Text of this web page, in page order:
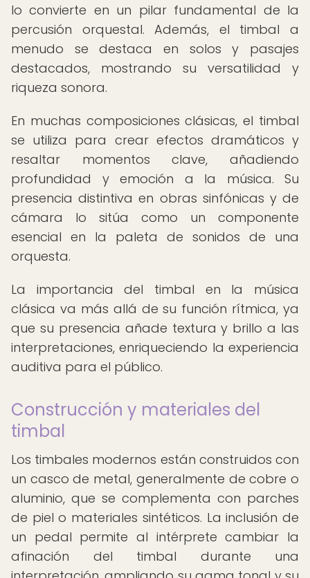
lo convierte en un pilar fundamental de la
percusión orquestal. Además, el timbal a
menudo se destaca en solos y pasajes
destacados, mostrando su versatilidad y
riqueza sonora.
En muchas composiciones clásicas, el timbal
se utiliza para crear efectos dramáticos y
resaltar momentos clave, añadiendo
profundidad y emoción a la música. Su
presencia distintiva en obras sinfónicas y de
cámara lo sitúa como un componente
esencial en la paleta de sonidos de una
orquesta.
La importancia del timbal en la música
clásica va más allá de su función rítmica, ya
que su presencia añade textura y brillo a las
interpretaciones, enriqueciendo la experiencia
auditiva para el público.
Construcción y materiales del
timbal
Los timbales modernos están construidos con
un casco de metal, generalmente de cobre o
aluminio, que se complementa con parches
de piel o materiales sintéticos. La inclusión de
un pedal permite al intérprete cambiar la
afinación del timbal durante una